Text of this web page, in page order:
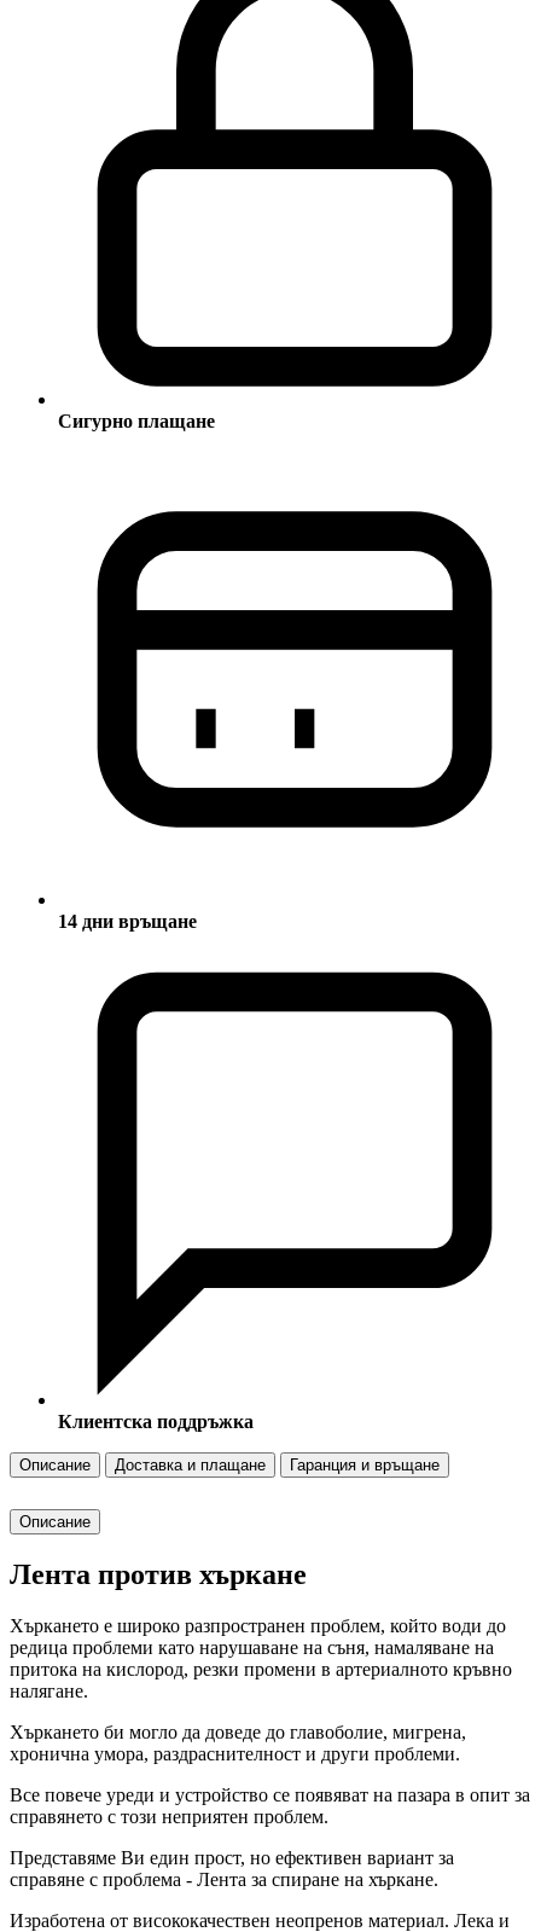
Сигурно плащане
14 дни връщане
Клиентска поддръжка
Описание Доставка и плащане Гаранция и връщане
Описание
Лента против хъркане
Хъркането е широко разпространен проблем, който води до
редица проблеми като нарушаване на съня, намаляване на
притока на кислород, резки промени в артериалното кръвно
налягане.
Хъркането би могло да доведе до главоболие, мигрена,
хронична умора, раздраснителност и други проблеми.
Все повече уреди и устройство се появяват на пазара в опит за
справянето с този неприятен проблем.
Представяме Ви един прост, но ефективен вариант за
справяне с проблема - Лента за спиране на хъркане.
Изработена от висококачествен неопренов материал. Лека и